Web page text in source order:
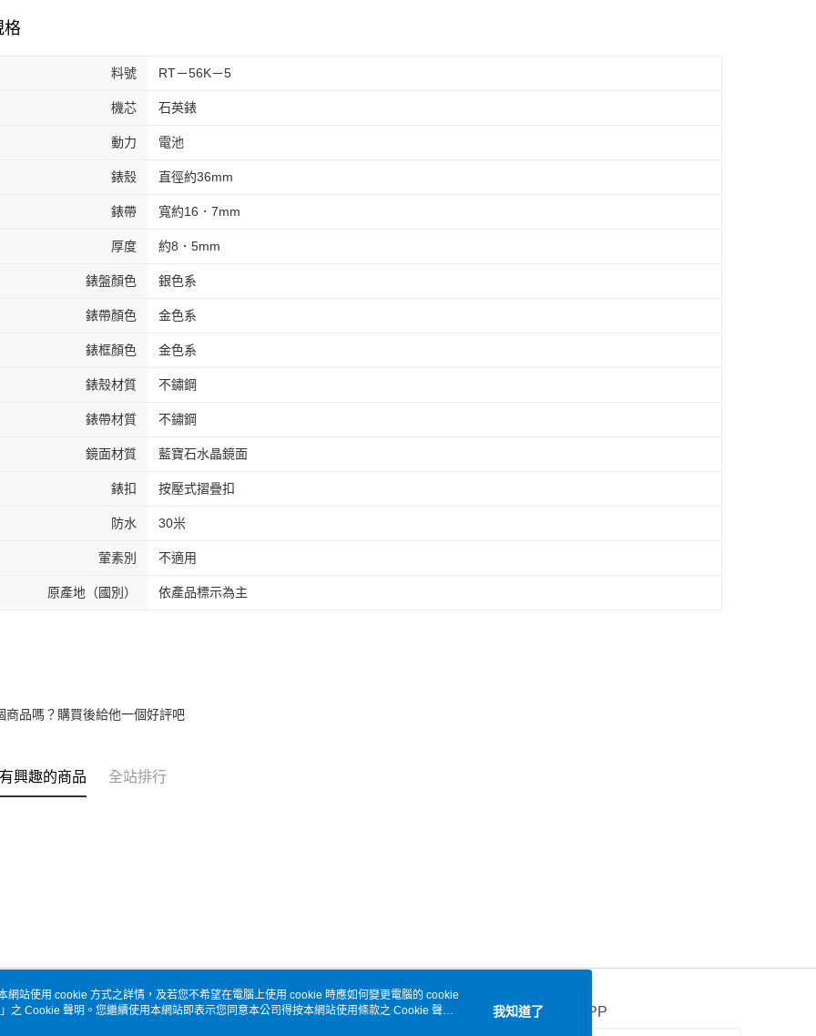
格
料號 RT－56K－5
機芯 石英錶
動力 電池
錶殼 直徑約36mm
錶帶 寬約16．7mm
厚度 約8．5mm
錶盤顏色 銀色系
錶帶顏色 金色系
錶框顏色 金色系
錶殼材質 不鏽鋼
錶帶材質 不鏽鋼
鏡面材質 藍寶石水晶鏡面
錶扣 按壓式摺疊扣
防水 30米
葷素別 不適用
原產地（國別） 依產品標示為主
商品嗎？購買後給他一個好評吧
興趣的商品 全站排行
關於我們 客服資訊 官方APP
網站使用 cookie 方式之詳情，及若您不希望在電腦上使用 cookie 時應如何變更電腦的 cookie
」之 Cookie 聲明。您繼續使用本網站即表示您同意本公司得按本網站使用條款之 Cookie 聲明
我知道了